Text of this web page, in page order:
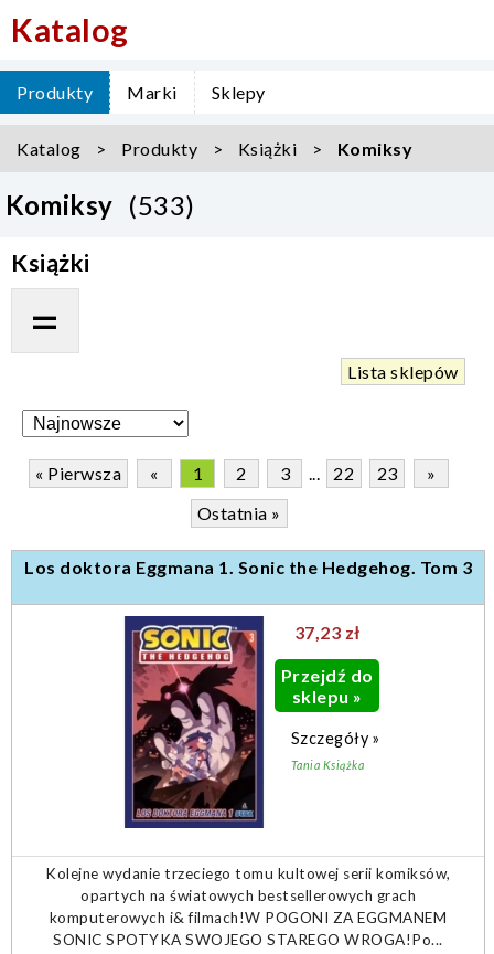
Katalog
Produkty Marki Sklepy
Katalog Produkty Książki Komiksy
Komiksy (533)
Książki
Lista sklepów
« Pierwsza « 1 2 3 ... 22 23
»
Ostatnia »
Los doktora Eggmana 1. Sonic the Hedgehog. Tom 3
37,23 zł
Przejdź do
sklepu »
Szczegóły »
Tania Książka
Kolejne wydanie trzeciego tomu kultowej serii komiksów,
opartych na światowych bestsellerowych grach
komputerowych i& filmach!W POGONI ZA EGGMANEM
SONIC SPOTYKA SWOJEGO STAREGO WROGA!Po...